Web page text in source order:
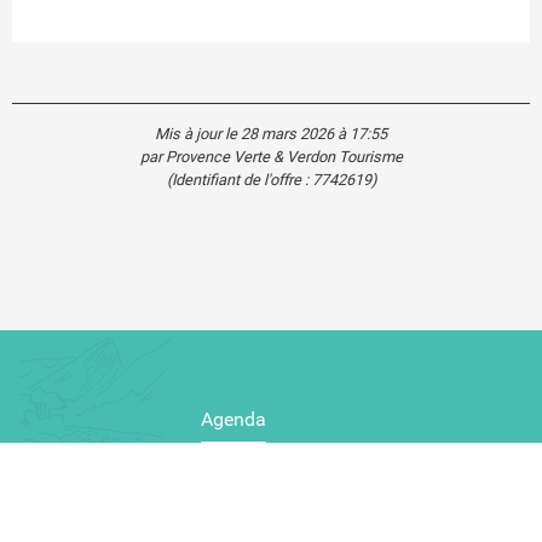
Mis à jour le 28 mars 2026 à 17:55
par Provence Verte & Verdon Tourisme
(Identifiant de l'offre : 7742619)
Agenda